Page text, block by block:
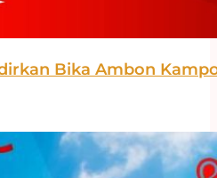
Bika Ambon